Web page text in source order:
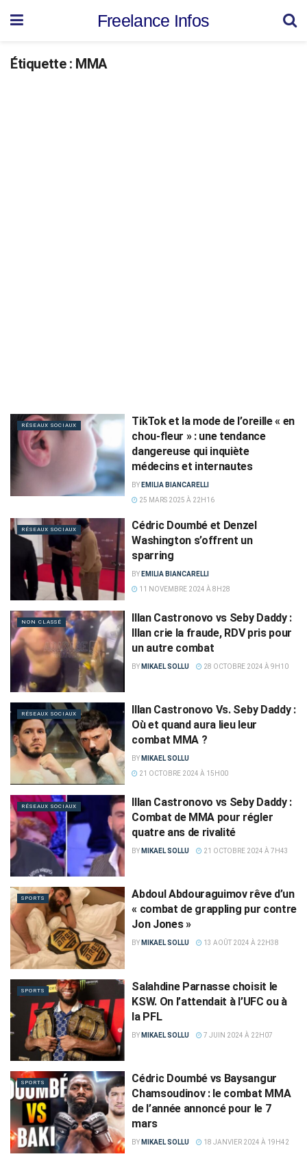
Freelance Infos
Étiquette : MMA
RÉSEAUX SOCIAUX
TikTok et la mode de l’oreille « en
chou-fleur » : une tendance
dangereuse qui inquiète
médecins et internautes
BY EMILIA BIANCARELLI
25 MARS 2025 À 22H16
RÉSEAUX SOCIAUX
Cédric Doumbé et Denzel
Washington s’offrent un
sparring
BY EMILIA BIANCARELLI
11 NOVEMBRE 2024 À 8H28
NON CLASSÉ
Illan Castronovo vs Seby Daddy :
Illan crie la fraude, RDV pris pour
un autre combat
BY MIKAEL SOLLU 28 OCTOBRE 2024 À 9H10
RÉSEAUX SOCIAUX
Illan Castronovo Vs. Seby Daddy :
Où et quand aura lieu leur
combat MMA ?
BY MIKAEL SOLLU
21 OCTOBRE 2024 À 15H00
RÉSEAUX SOCIAUX
Illan Castronovo vs Seby Daddy :
Combat de MMA pour régler
quatre ans de rivalité
BY MIKAEL SOLLU 21 OCTOBRE 2024 À 7H43
SPORTS
Abdoul Abdouraguimov rêve d’un
« combat de grappling pur contre
Jon Jones »
BY MIKAEL SOLLU 13 AOÛT 2024 À 22H38
SPORTS
Salahdine Parnasse choisit le
KSW. On l’attendait à l’UFC ou à
la PFL
BY MIKAEL SOLLU 7 JUIN 2024 À 22H07
SPORTS
Cédric Doumbé vs Baysangur
Chamsoudinov : le combat MMA
de l’année annoncé pour le 7
mars
BY MIKAEL SOLLU 18 JANVIER 2024 À 19H42